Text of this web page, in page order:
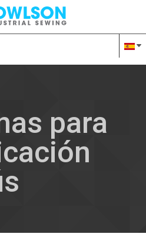
para